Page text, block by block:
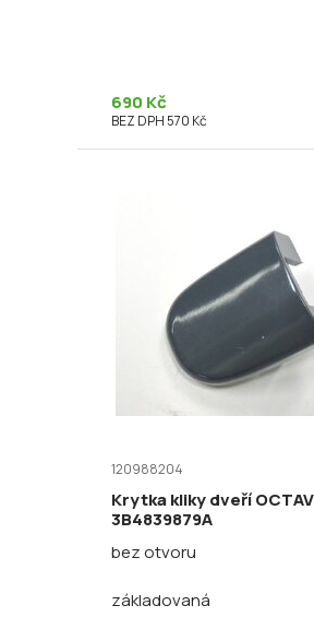
690 Kč
BEZ DPH 570 Kč
120988204
Krytka kliky dveří
3B4839879A
bez otvoru
základovaná